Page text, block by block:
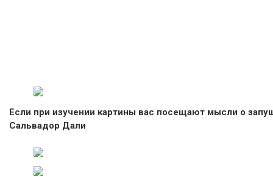
Если при изучении картины вас посещают мысли о
Сальвадор Дали